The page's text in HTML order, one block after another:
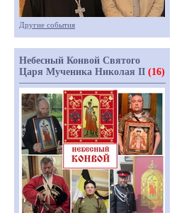
Другие события
Небесный Конвой Святого
Царя Мученика Николая II (16)